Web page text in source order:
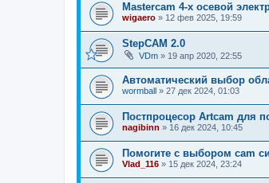
Mastercam 4-х осевой
wigaero » 12 фев 2025, 19:59
StepCAM 2.0
VDm » 19 апр 2020, 22:55
Автоматический выбор
wormball » 27 дек 2024, 01:03
Постпроцесор Artcam для
nagibinn » 16 дек 2024, 10:45
Помогите с выбором cam
Vlad_116 » 15 дек 2024, 23:24